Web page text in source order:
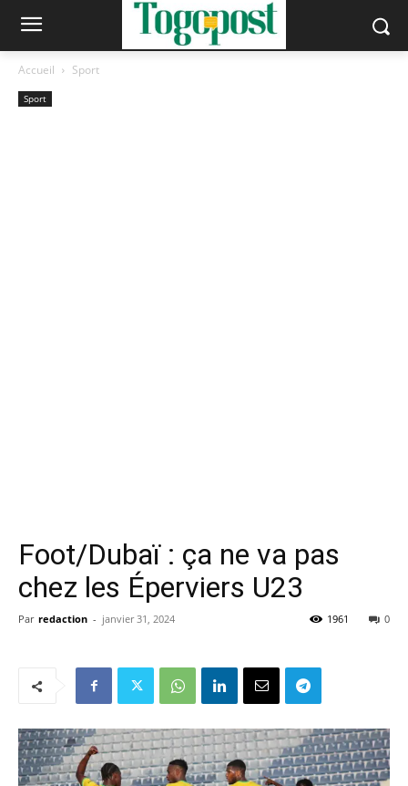
Accueil Sport
Sport
Foot/Dubaï : ça ne va pas
chez les Éperviers U23
Par redaction - janvier 31, 2024 0
1961